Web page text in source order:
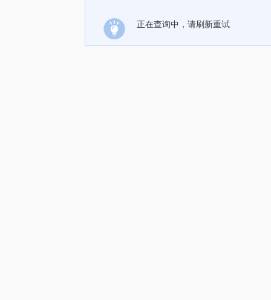
正在查询中，请刷新重试